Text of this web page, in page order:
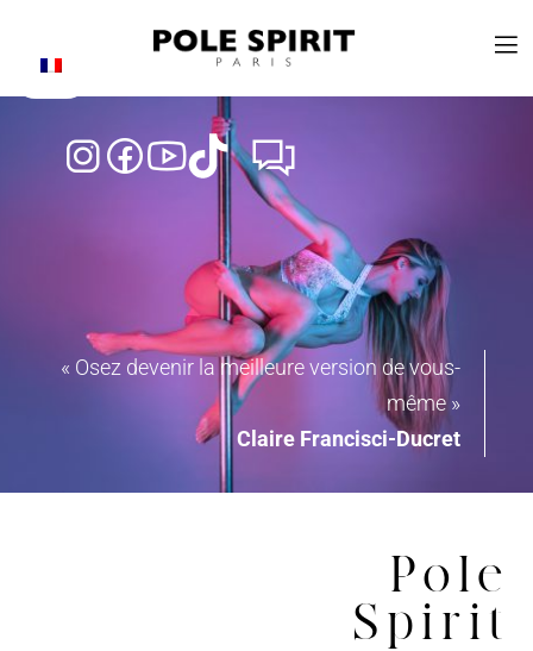
« Osez devenir la meilleure version de vous-
même »
Claire Francisci-Ducret
Pole
Spirit